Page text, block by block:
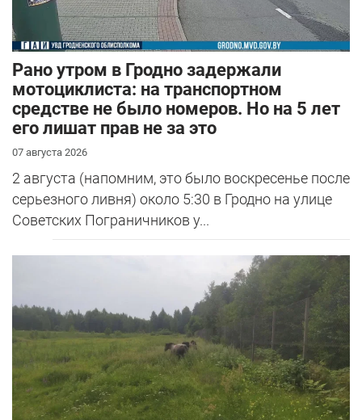
Рано утром в Гродно задержали
мотоциклиста: на транспортном
средстве не было номеров. Но на 5 лет
его лишат прав не за это
07 августа 2026
2 августа (напомним, это было воскресенье после
серьезного ливня) около 5:30 в Гродно на улице
Советских Пограничников у...